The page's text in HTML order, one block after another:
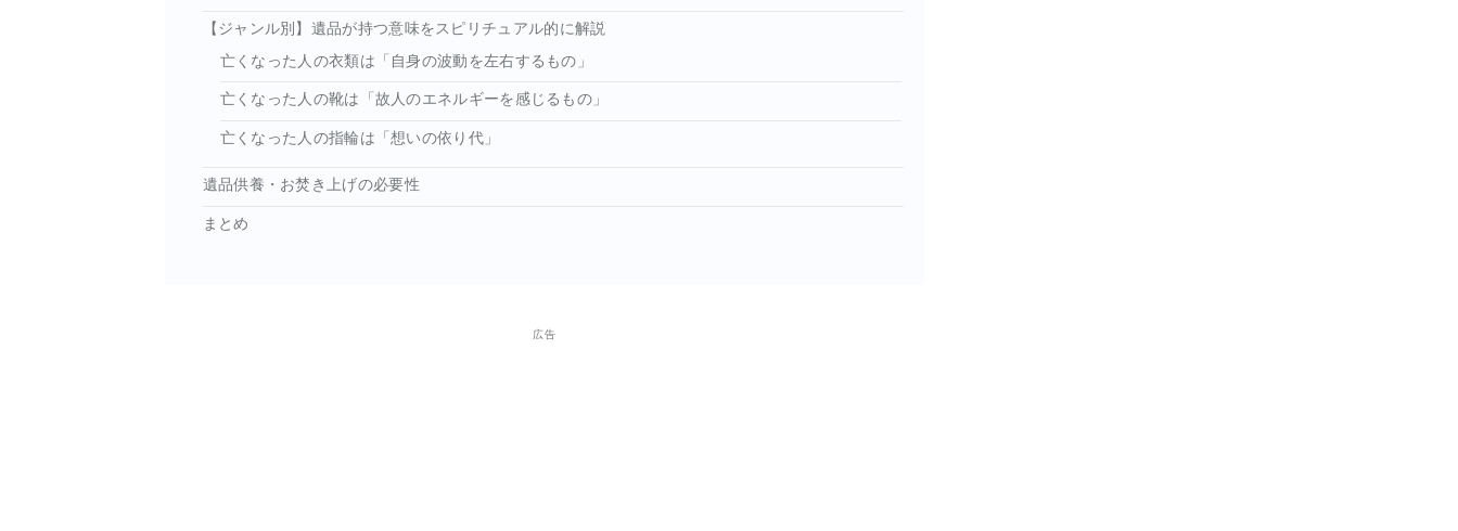
【ジャンル別】遺品が持つ意味をスピリチュアル的に解説
亡くなった人の衣類は「自身の波動を左右するもの」
亡くなった人の靴は「故人のエネルギーを感じるもの」
亡くなった人の指輪は「想いの依り代」
遺品供養・お焚き上げの必要性
まとめ
広告